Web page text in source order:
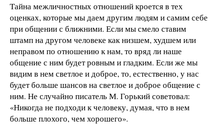
Тайна межличностных отношений кроется в тех
оценках, которые мы даем другим людям и самим себе
при общении с ближними. Если мы смело ставим
штамп на другом человеке как низшем, худшем или
неправом по отношению к нам, то вряд ли наше
общение с ним будет ровным и гладким. Если же мы
видим в нем светлое и доброе, то, естественно, у нас
будет больше шансов на светлое и доброе общение с
ним. Не случайно писатель М. Горький советовал:
«Никогда не подходи к человеку, думая, что в нем
больше плохого, чем хорошего».